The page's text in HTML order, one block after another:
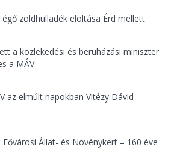
zöldhulladék eloltása Érd mellett
a közlekedési és beruházási miniszter
a MÁV
az elmúlt napokban Vitézy Dávid
Állat- és Növénykert – 160 éve